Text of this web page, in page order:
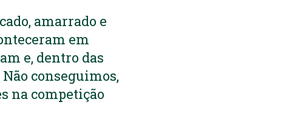
amarrado e
em
e, dentro das
conseguimos,
na competição